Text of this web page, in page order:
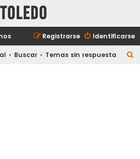
Identificarse
Registrarse
Buscar Temas sin respuesta